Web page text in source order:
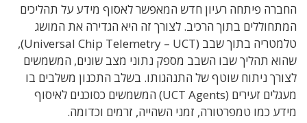
החברה פיתחה רעיון חדש המאפשר לאסוף מידע על תהליכים
המתחוללים בתוך הרכיב. לצורך זה היא הגדירה את המושג
טלמטריה בתוך שבב (Universal Chip Telemetry – UCT),
שהוא תהליך שבו השבב מספק נתוני מצב שונים, המשמשים
לצורך ניתוח שוטף של התנהגותו. בשלב התכנון משלבים בו
מעגלים זעירים (UCT Agents) המשמשים כסוכנים לאיסוף
מידע כמו טמפרטורה, זמני השהייה, זרמים וכדומה.